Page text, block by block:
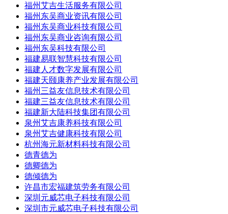
福州艾吉生活服务有限公司
福州东吴商业资讯有限公司
福州东吴商业科技有限公司
福州东吴商业咨询有限公司
福州东吴科技有限公司
福建易联智慧科技有限公司
福建人才数字发展有限公司
福建天颐康养产业发展有限公司
福州三益友信息技术有限公司
福建三益友信息技术有限公司
福建新大陆科技集团有限公司
泉州艾吉康养科技有限公司
泉州艾吉健康科技有限公司
杭州海元新材料科技有限公司
德青德为
德卿德为
德倾德为
许昌市宏福建筑劳务有限公司
深圳元威芯电子科技有限公司
深圳市元威芯电子科技有限公司